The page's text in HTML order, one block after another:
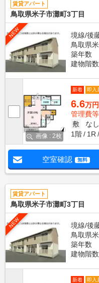
賃貸アパート
鳥取県米子市灘町3丁目
NEW
境線/後
鳥取県
築年数
建物階数
画像 : 2枚
新着 即入
6.6万円
管理費
敷
なし
1階
1R
空室確認 無料
賃貸アパート
鳥取県米子市灘町3丁目
NEW
境線/後
鳥取県
築年数
建物階数
新着 即入